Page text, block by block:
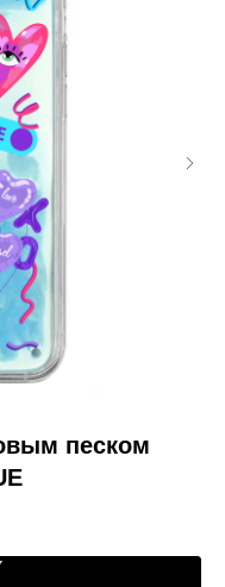
песком